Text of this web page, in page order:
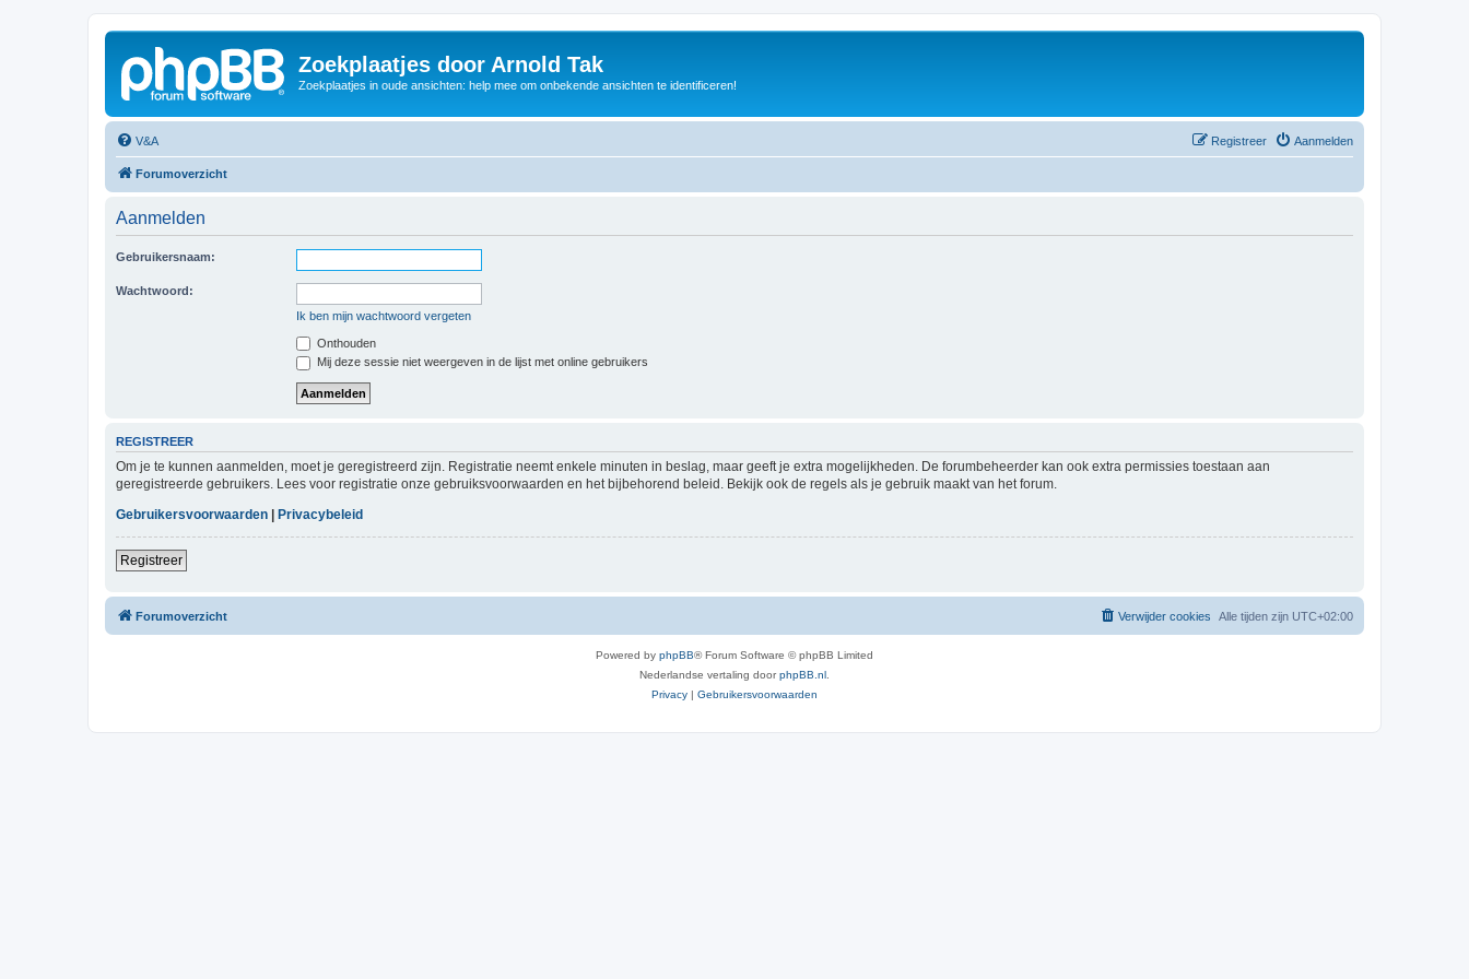
Zoekplaatjes door Arnold Tak
Zoekplaatjes in oude ansichten: help mee om onbekende ansichten te identificeren!
V&A Aanmelden
Registreer
Forumoverzicht
Aanmelden
Gebruikersnaam:
Wachtwoord:
Ik ben mijn wachtwoord vergeten
Onthouden
Mij deze sessie niet weergeven in de lijst met online gebruikers
REGISTREER
Om je te kunnen aanmelden, moet je geregistreerd zijn. Registratie neemt enkele minuten in beslag, maar geeft je extra mogelijkheden. De forumbeheerder kan ook extra permissies toestaan aan
geregistreerde gebruikers. Lees voor registratie onze gebruiksvoorwaarden en het bijbehorend beleid. Bekijk ook de regels als je gebruik maakt van het forum.
Gebruikersvoorwaarden
Privacybeleid
Registreer
Forumoverzicht Alle tijden zijn UTC+02:00
Verwijder cookies
Powered by phpBB® Forum Software © phpBB Limited
Nederlandse vertaling doorphpBB.nl.
Privacy | Gebruikersvoorwaarden